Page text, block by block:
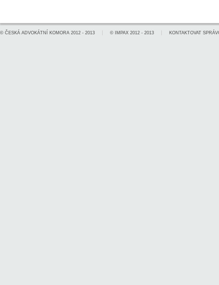
© ČESKÁ ADVOKÁTNÍ KOMORA 2012 - 2013 © IMPAX 2012 - 2013 KONTAKTOVAT